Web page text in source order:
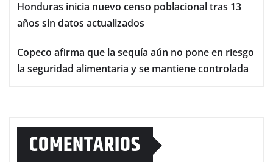
Honduras inicia nuevo censo poblacional tras 13
años sin datos actualizados
Copeco afirma que la sequía aún no pone en riesgo
la seguridad alimentaria y se mantiene controlada
COMENTARIOS